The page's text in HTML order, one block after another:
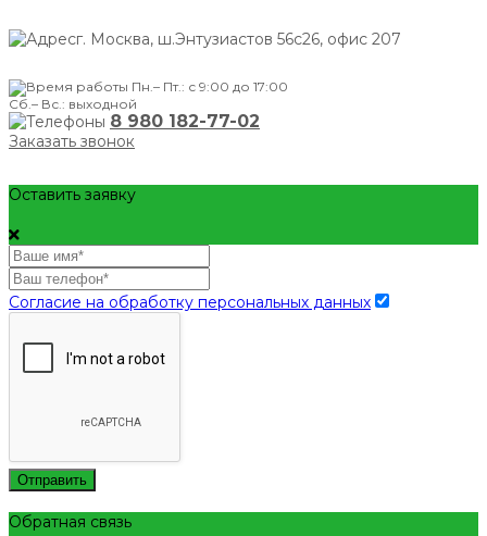
г. Москва, ш.Энтузиастов 56с26, офис 207
Пн.– Пт.: с 9:00 до 17:00
Сб.– Вс.: выходной
8 980 182-77-02
Заказать звонок
Оставить заявку
Согласие на обработку персональных данных
Отправить
Обратная связь